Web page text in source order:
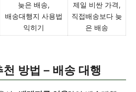
늦은 배송,
배송대행지 사용법
익히기
제일 비싼 가격,
직접배송보다 늦
은 배송
방법 – 배송 대행